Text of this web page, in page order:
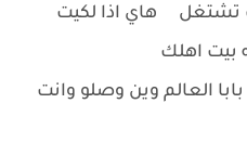
تشتغل هاي اذا لكيت
بيت اهلك
العالم وين وصلو وانت